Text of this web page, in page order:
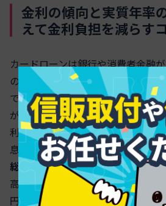
金利の傾向と実質年率
えて金利負担を減らす
カードローンは銀行や消費者金融
のサービスで、一般に実質年率が
です。クレジットカードに付帯す
が強みですが、金利は高めで少額
利負担を抑える鍵は、借入日数と
息は日割りで計算されるため、で
総利息は小さくなるのが原則です
高×実質年率×日数/365」で把握
円を年18％で30日借りると利息は